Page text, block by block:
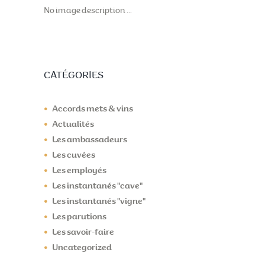
No image description ...
CATÉGORIES
Accords mets & vins
Actualités
Les ambassadeurs
Les cuvées
Les employés
Les instantanés "cave"
Les instantanés "vigne"
Les parutions
Les savoir-faire
Uncategorized